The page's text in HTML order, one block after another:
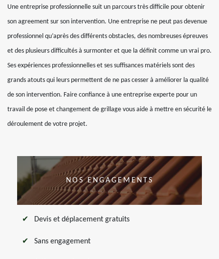
Une entreprise professionnelle suit un parcours très difficile pour obtenir
son agreement sur son intervention. Une entreprise ne peut pas devenue
professionnel qu’après des différents obstacles, des nombreuses épreuves
et des plusieurs difficultés à surmonter et que la définit comme un vrai pro.
Ses expériences professionnelles et ses suffisances matériels sont des
grands atouts qui leurs permettent de ne pas cesser à améliorer la qualité
de son intervention. Faire confiance à une entreprise experte pour un
travail de pose et changement de grillage vous aide à mettre en sécurité le
déroulement de votre projet.
NOS ENGAGEMENTS
Devis et déplacement gratuits
Sans engagement